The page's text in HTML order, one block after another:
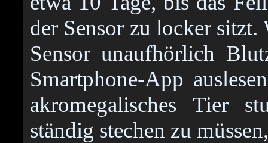
der Sensor zu locker
Sensor unaufhörlich
Smartphone-App
akromegalisches Tier
ständig stechen zu